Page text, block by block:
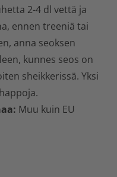
2-4 dl vettä ja
ennen treeniä tai
anna seoksen
kunnes seos on
sheikkerissä. Yksi
Muu kuin EU